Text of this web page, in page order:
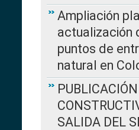
Ampliación
actualización
puntos de
natural en
SALIDA DEL